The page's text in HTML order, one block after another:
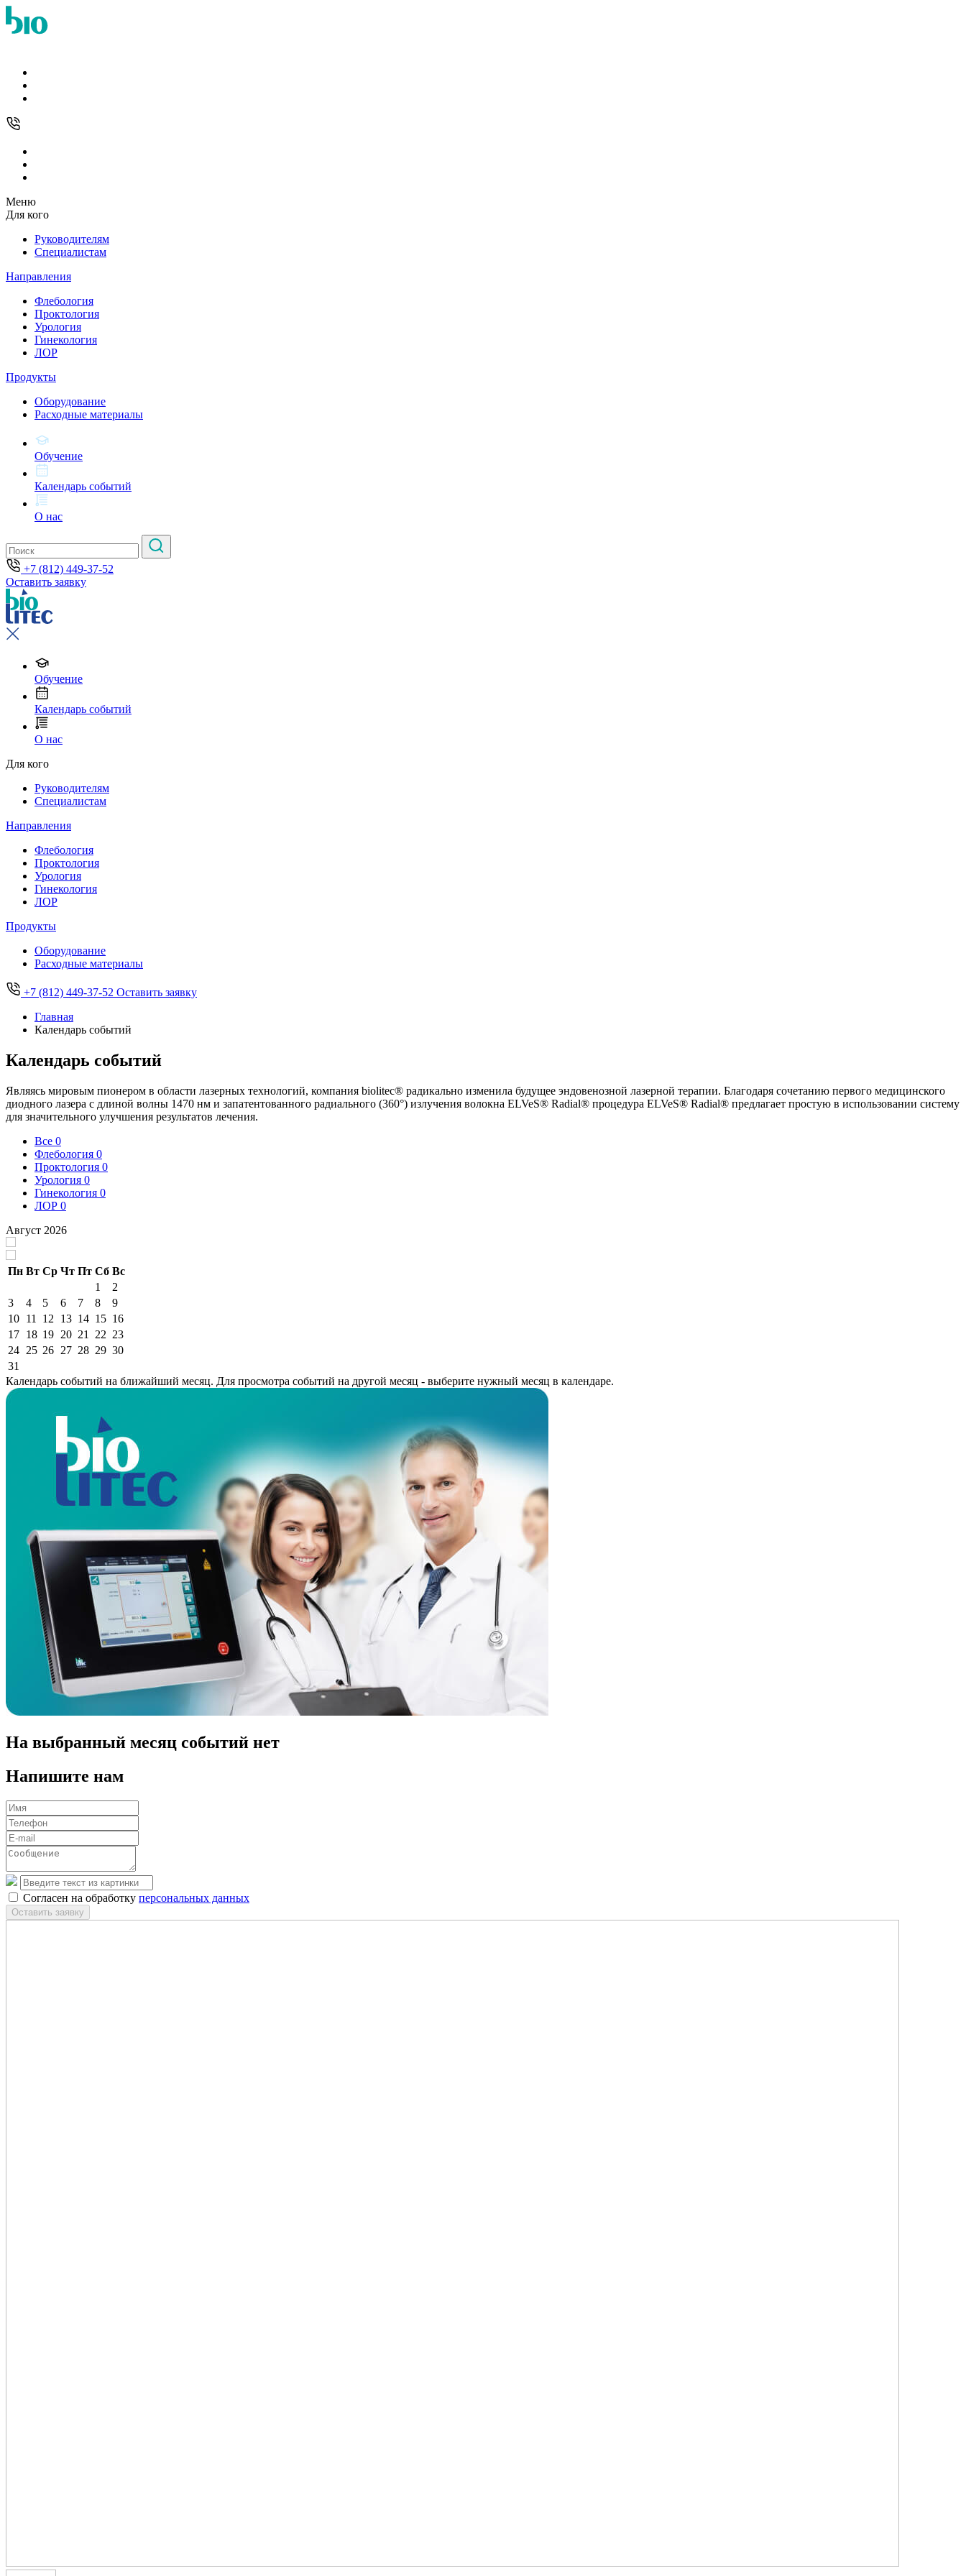
Меню
Для кого
Руководителям
Специалистам
Направления
Флебология
Проктология
Урология
Гинекология
ЛОР
Продукты
Оборудование
Расходные материалы
Обучение
Календарь событий
О нас
+7 (812) 449-37-52
Оставить заявку
Обучение
Календарь событий
О нас
Для кого
Руководителям
Специалистам
Направления
Флебология
Проктология
Урология
Гинекология
ЛОР
Продукты
Оборудование
Расходные материалы
+7 (812) 449-37-52 Оставить заявку
Главная
Календарь событий
Календарь событий
Являясь мировым пионером в области лазерных технологий, компания biolitec® радикально изменила будущее эндовенозной лазерной терапии. Благодаря сочетанию первого медицинского
диодного лазера с длиной волны 1470 нм и запатентованного радиального (360°) излучения волокна ELVeS® Radial® процедура ELVeS® Radial® предлагает простую в использовании систему
для значительного улучшения результатов лечения.
Все 0
Флебология 0
Проктология 0
Урология 0
Гинекология 0
ЛОР 0
Август 2026
Пн Вт Ср Чт Пт Сб Вс
1
2
3
4 5 6 7 8
9
10 11 12 13 14 15 16
17 18 19 20 21 22 23
24 25 26 27 28 29 30
31
Календарь событий на ближайший месяц. Для просмотра событий на другой месяц - выберите нужный месяц в календаре.
На выбранный месяц событий нет
Напишите нам
Согласен на обработку персональных данных
Оставить заявку